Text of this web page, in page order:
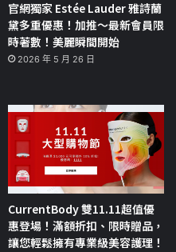
官網獨家 Estée Lauder 雅詩蘭
黛多重優惠！加推～最新會員限
時著數！美麗瞬間開始
2026 年 5 月 26 日
CurrentBody 雙11.11超值優
惠登場！滿額折扣、限時贈品，
讓您輕鬆擁有專業級美容護理！